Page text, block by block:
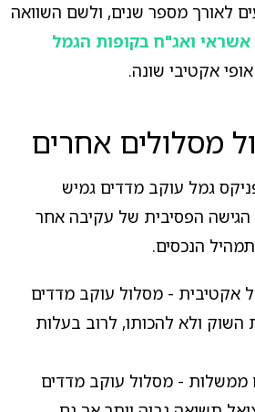
לאורך מספר שנים, ולשם השוואה
ואג"ח בקופות הגמל
אקטיבי שונה.
מסלולים אחרים
גמל עוקב מדדים גמיש
הגישה הפסיבית של עקיבה אחר
הנכסים.
אקטיבית - מסלול עוקב מדדים
ולא להכותו, לרוב בעלות
ממשלות - מסלול עוקב מדדים